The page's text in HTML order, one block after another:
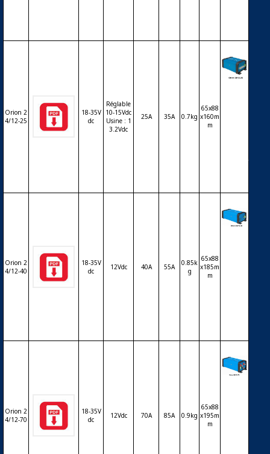
Orion 2
4/12-25
18-35V
dc
Réglable
10-15Vdc
Usine : 1
3.2Vdc
25A 35A 0.7kg
65x88
x160m
m
Orion 2
4/12-40
18-35V
dc
12Vdc 40A 55A
0.85k
g
65x88
x185m
m
Orion 2
4/12-70
18-35V
dc
12Vdc 70A 85A 0.9kg
65x88
x195m
m